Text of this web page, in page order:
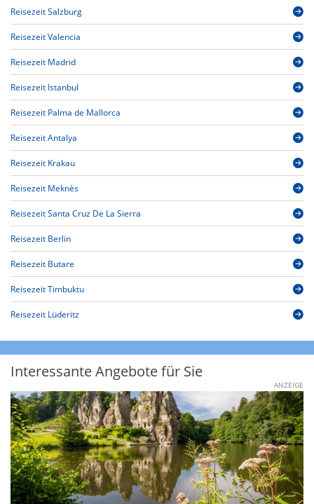
Reisezeit Salzburg
Reisezeit Valencia
Reisezeit Madrid
Reisezeit Istanbul
Reisezeit Palma de Mallorca
Reisezeit Antalya
Reisezeit Krakau
Reisezeit Meknès
Reisezeit Santa Cruz De La Sierra
Reisezeit Berlin
Reisezeit Butare
Reisezeit Timbuktu
Reisezeit Lüderitz
Interessante Angebote für Sie
ANZEIGE